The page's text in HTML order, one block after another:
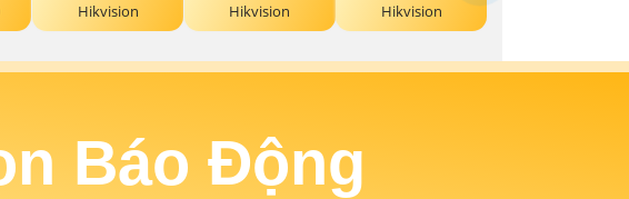
Hikvision
Hikvision
Hikvision
Báo Động